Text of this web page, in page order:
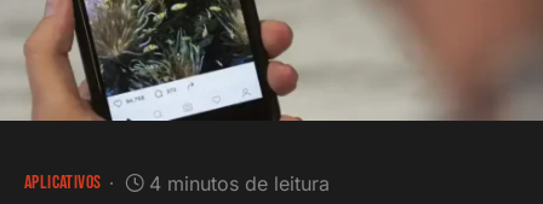
APLICATIVOS 4 minutos de leitura